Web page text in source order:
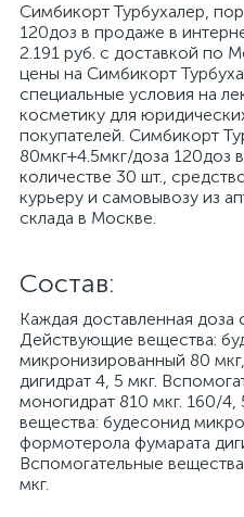
Симбикорт Турбухалер,
120доз в продаже в
2.191 руб. с доставкой по
цены на Симбикорт
специальные условия на
косметику для
покупателей. Симбикорт
80мкг+4.5мкг/доза 120доз
количестве 30 шт.,
курьеру и самовывозу из
склада в Москве.
Cостав:
Каждая доставленная
Действующие вещества:
микронизированный 80
дигидрат 4, 5 мкг.
моногидрат 810 мкг. 160/
вещества: будесонид
формотерола фумарата
Вспомогательные
мкг.